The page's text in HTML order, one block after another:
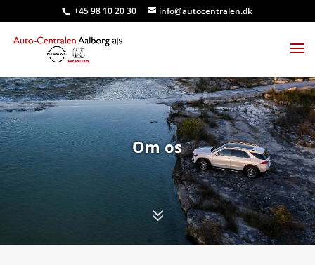
+45 98 10 20 30 info@autocentralen.dk
Om os
7